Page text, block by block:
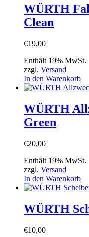
WÜRTH
Clean
€19,00
Enthält 19% MwSt.
zzgl. Versand
In den Warenkorb
WÜRTH
Green
€20,00
Enthält 19% MwSt.
zzgl. Versand
In den Warenkorb
WÜRTH
€10,00